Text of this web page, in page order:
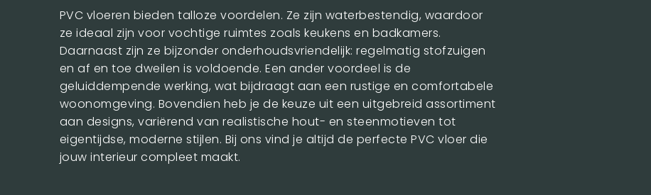
PVC vloeren bieden talloze voordelen. Ze zijn waterbestendig, waardoor
ze ideaal zijn voor vochtige ruimtes zoals keukens en badkamers.
Daarnaast zijn ze bijzonder onderhoudsvriendelijk: regelmatig stofzuigen
en af en toe dweilen is voldoende. Een ander voordeel is de
geluiddempende werking, wat bijdraagt aan een rustige en comfortabele
woonomgeving. Bovendien heb je de keuze uit een uitgebreid assortiment
aan designs, variërend van realistische hout- en steenmotieven tot
eigentijdse, moderne stijlen. Bij ons vind je altijd de perfecte PVC vloer die
jouw interieur compleet maakt.